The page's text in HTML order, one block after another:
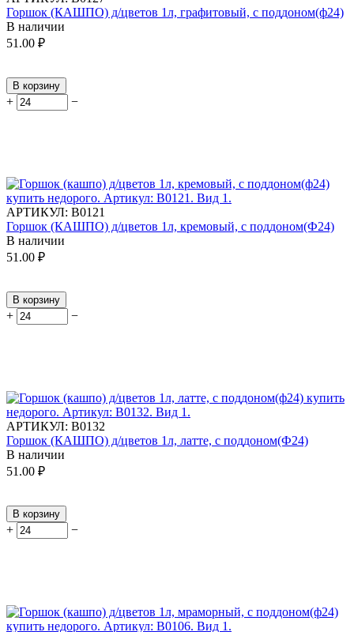
Горшок (КАШПО) д/цветов 1л, графитовый, с поддоном(ф24)
В наличии
51.00 ₽
В корзину
+ −
АРТИКУЛ: В0121
Горшок (КАШПО) д/цветов 1л, кремовый, с поддоном(Ф24)
В наличии
51.00 ₽
В корзину
+ −
АРТИКУЛ: В0132
Горшок (КАШПО) д/цветов 1л, латте, с поддоном(Ф24)
В наличии
51.00 ₽
В корзину
+ −